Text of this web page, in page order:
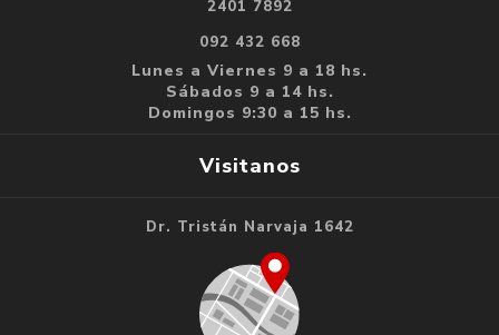
2401 7892
092 432 668
Lunes a Viernes 9 a 18 hs.
Sábados 9 a 14 hs.
Domingos 9:30 a 15 hs.
Visitanos
Dr. Tristán Narvaja 1642